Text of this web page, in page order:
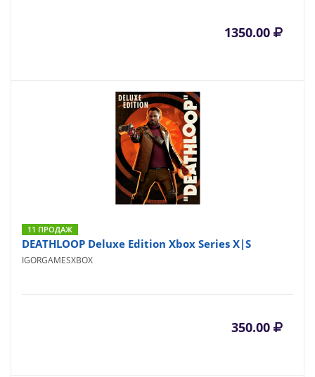
1350.00
11 ПРОДАЖ
DEATHLOOP Deluxe Edition Xbox Series X|S
IGORGAMESXBOX
350.00